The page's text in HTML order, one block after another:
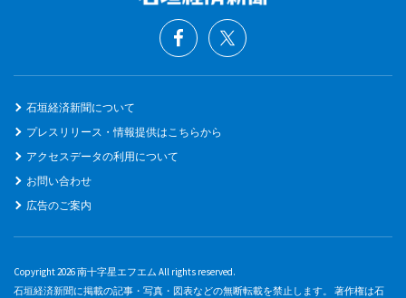
石垣経済新聞について
プレスリリース・情報提供はこちらから
アクセスデータの利用について
お問い合わせ
広告のご案内
Copyright 2026 南十字星エフエム All rights reserved.
石垣経済新聞に掲載の記事・写真・図表などの無断転載を禁止します。 著作権は石